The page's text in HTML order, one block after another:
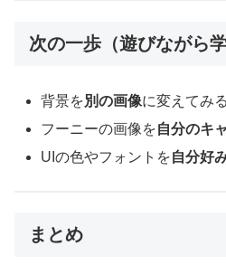
次の一歩（遊びながら学
背景を別の画像に変えてみる
フーニーの画像を自分のキ
UIの色やフォントを自分好
まとめ